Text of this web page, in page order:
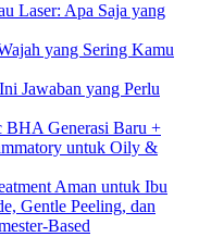
Laser: Apa Saja yang
yang Sering Kamu
Jawaban yang Perlu
BHA Generasi Baru +
untuk Oily &
Aman untuk Ibu
Gentle Peeling, dan
Based